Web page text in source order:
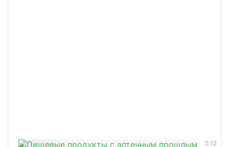
12